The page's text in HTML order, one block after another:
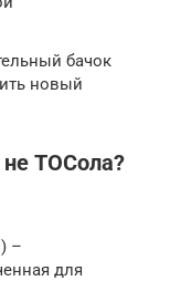
бачок
новый
ТОСола?
–
для